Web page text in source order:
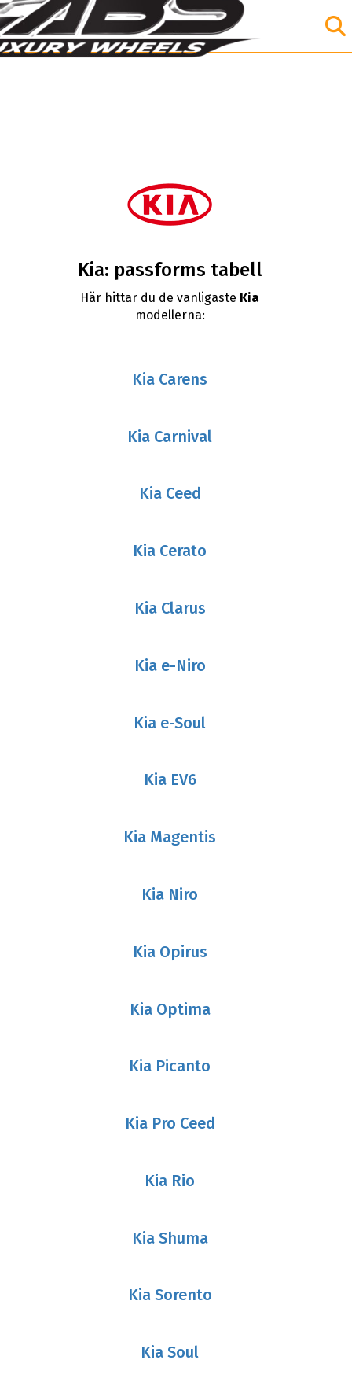
Kia: passforms tabell
Här hittar du de vanligaste Kia
modellerna:
Kia Carens
Kia Carnival
Kia Ceed
Kia Cerato
Kia Clarus
Kia e-Niro
Kia e-Soul
Kia EV6
Kia Magentis
Kia Niro
Kia Opirus
Kia Optima
Kia Picanto
Kia Pro Ceed
Kia Rio
Kia Shuma
Kia Sorento
Kia Soul